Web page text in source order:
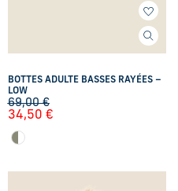
BOTTES ADULTE BASSES RAYÉES –
LOW
69,00€
34,50 €